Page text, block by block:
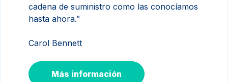
cadena de suministro como las conocíamos
hasta ahora.”
Carol Bennett
Más información